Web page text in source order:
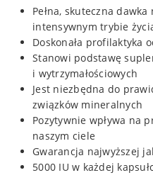
Pełna, skuteczna
intensywnym trybie
Doskonała profilaktyka
Stanowi podstawę
i wytrzymałościowych
Jest niezbędna do
związków mineralnych
Pozytywnie wpływa na
naszym ciele
Gwarancja najwyższej
5000 IU w każdej